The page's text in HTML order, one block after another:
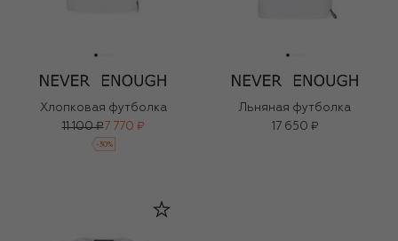
Хлопковая футболка
11 100 ₽7 770 ₽
-30%
Льняная футболка
17 650 ₽